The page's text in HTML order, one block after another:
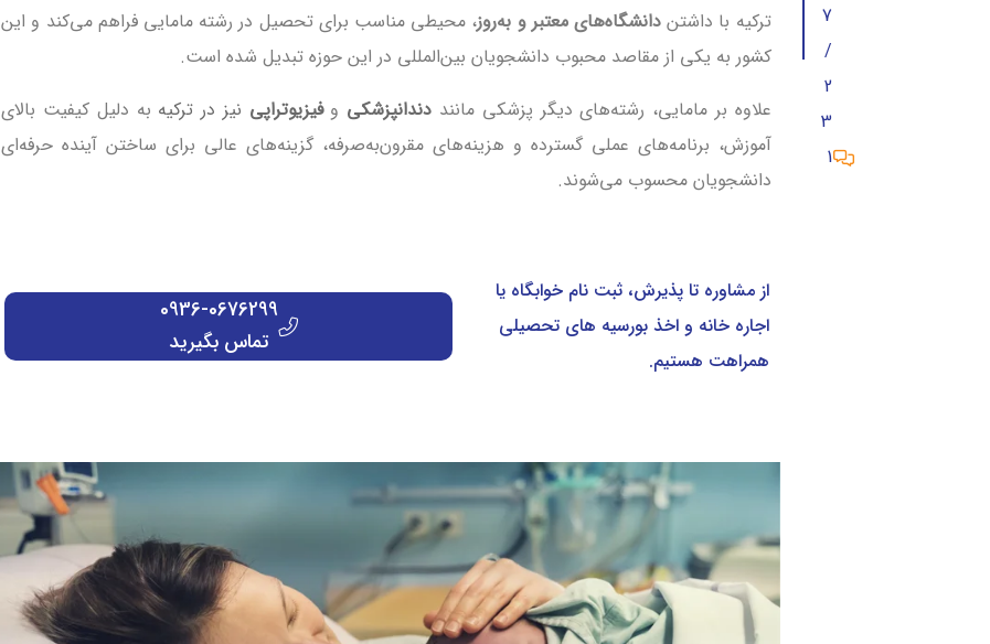
7
/
2
3
1
اعتبار مدرک رشته مامایی در ترکیه
موفقیت در رشته مامایی با تحصیل در ترکیه
شرایط تحصیل رشته مامایی در ترکیه چیست؟
ترکیه با داشتن دانشگاه‌های معتبر و به‌روز، محیطی مناسب برای تحصیل در رشته مامایی فراهم می‌کند و این
کشور به یکی از مقاصد محبوب دانشجویان بین‌المللی در این حوزه تبدیل شده است.
علاوه بر مامایی، رشته‌های دیگر پزشکی مانند دندانپزشکی وفیزیوتراپی نیز در ترکیه به دلیل کیفیت بالای
آموزش، برنامه‌های عملی گسترده و هزینه‌های مقرون‌به‌صرفه، گزینه‌های عالی برای ساختن آینده حرفه‌ای
دانشجویان محسوب می‌شوند.
از مشاوره تا پذیرش، ثبت نام خوابگاه یا
اجاره خانه و اخذ بورسیه های تحصیلی
همراهت هستیم.
0936-0676299
تماس بگیرید